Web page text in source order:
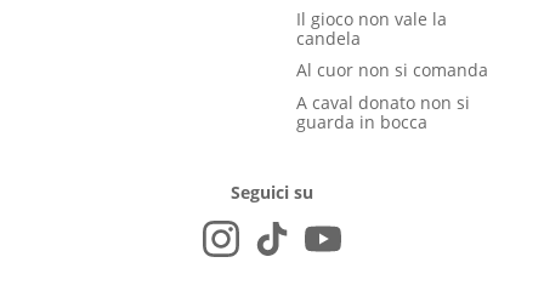
Il gioco non vale la
candela
Al cuor non si comanda
A caval donato non si
guarda in bocca
Seguici su